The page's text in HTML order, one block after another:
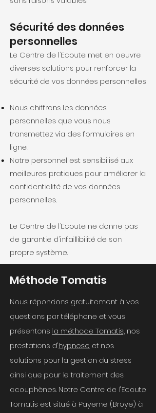
Sécurité des données
personnelles
Le Centre de l'Ecoute met en oeuvre
diverses solutions pour renforcer la
sécurité de vos données personnelles
:
Nous chiffrons les données
personnelles que vous nous
transmettez via des formulaires en
ligne.
Notre personnel est sensibilisé aux
meilleures pratiques pour améliorer la
confidentialité de vos données
personnelles.
Le Centre de l'Ecoute ne donne pas
de garantie d'infaillibilité de son
propre système.
Méthode Tomatis
Nous répondons gratuitement à vos
questions par téléphone et vous
présentons la méthode Tomatis, nos
prestations d'hypnose et nos
solutions pour la gestion du stress
ainsi que pour le traitement des
acouphènes. Notre Centre de l'Ecoute
Tomatis est situé à Payerne (Broye) à